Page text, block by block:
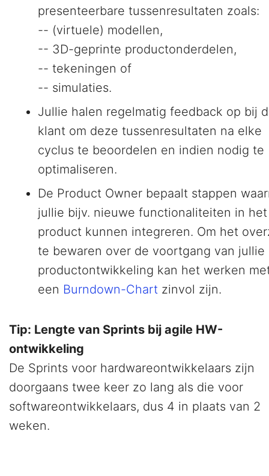
presenteerbare tussenresultaten zoals:
-- (virtuele) modellen,
-- 3D-geprinte productonderdelen,
-- tekeningen of
-- simulaties.
Jullie halen regelmatig feedback op bij
klant om deze tussenresultaten na elke
cyclus te beoordelen en indien nodig te
optimaliseren.
De Product Owner bepaalt stappen
jullie bijv. nieuwe functionaliteiten in het
product kunnen integreren. Om het
te bewaren over de voortgang van jullie
productontwikkeling kan het werken
een Burndown-Chart zinvol zijn.
Tip: Lengte van Sprints bij agile HW-
ontwikkeling
De Sprints voor hardwareontwikkelaars zijn
doorgaans twee keer zo lang als die voor
softwareontwikkelaars, dus 4 in plaats van 2
weken.